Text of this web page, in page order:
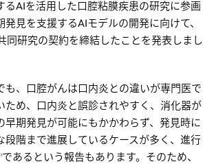
るAIを活用した口腔粘膜疾患の研究に参画
発見を支援するAIモデルの開発に向けて、
同研究の契約を締結したことを発表しまし
も、口腔がんは口内炎との違いが専門医で
ため、口内炎と誤診されやすく、消化器が
早期発見が可能にもかかわらず、発見時に
段階まで進展しているケースが多く、進行
であるという報告もあります。そのため、